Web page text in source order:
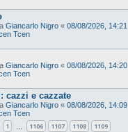
Giancarlo Nigro « 08/08/2026, 14:21
Tcen
Giancarlo Nigro « 08/08/2026, 14:20
Tcen
cazzi e cazzate
Giancarlo Nigro « 08/08/2026, 14:09
Tcen
1 1106 1107 1108 1109